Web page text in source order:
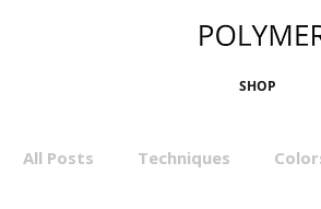
SHOP
All Posts Techniques